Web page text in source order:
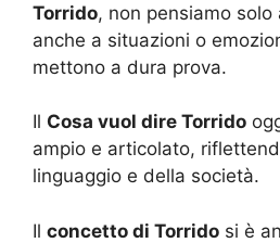
Torrido, non pensiamo
anche a situazioni o
mettono a dura prova.
Il Cosa vuol dire Torrido
ampio e articolato,
linguaggio e della società.
Il concetto di Torrido si è